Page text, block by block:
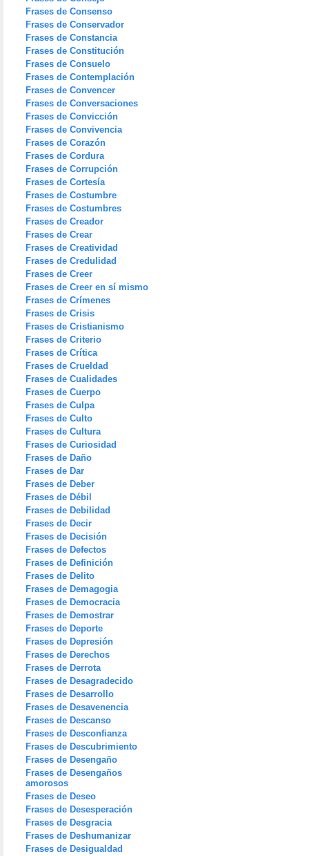
Frases de Consenso
Frases de Conservador
Frases de Constancia
Frases de Constitución
Frases de Consuelo
Frases de Contemplación
Frases de Convencer
Frases de Conversaciones
Frases de Convicción
Frases de Convivencia
Frases de Corazón
Frases de Cordura
Frases de Corrupción
Frases de Cortesía
Frases de Costumbre
Frases de Costumbres
Frases de Creador
Frases de Crear
Frases de Creatividad
Frases de Credulidad
Frases de Creer
Frases de Creer en sí mismo
Frases de Crímenes
Frases de Crisis
Frases de Cristianismo
Frases de Criterio
Frases de Crítica
Frases de Crueldad
Frases de Cualidades
Frases de Cuerpo
Frases de Culpa
Frases de Culto
Frases de Cultura
Frases de Curiosidad
Frases de Daño
Frases de Dar
Frases de Deber
Frases de Débil
Frases de Debilidad
Frases de Decir
Frases de Decisión
Frases de Defectos
Frases de Definición
Frases de Delito
Frases de Demagogia
Frases de Democracia
Frases de Demostrar
Frases de Deporte
Frases de Depresión
Frases de Derechos
Frases de Derrota
Frases de Desagradecido
Frases de Desarrollo
Frases de Desavenencia
Frases de Descanso
Frases de Desconfianza
Frases de Descubrimiento
Frases de Desengaño
Frases de Desengaños
amorosos
Frases de Deseo
Frases de Desesperación
Frases de Desgracia
Frases de Deshumanizar
Frases de Desigualdad